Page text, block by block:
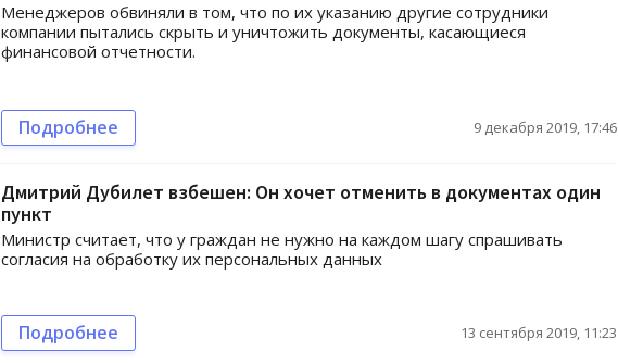
Менеджеров обвиняли в том, что по их указанию другие сотрудники
компании пытались скрыть и уничтожить документы, касающиеся
финансовой отчетности.
Подробнее 9 декабря 2019, 17:46
Дмитрий Дубилет взбешен: Он хочет отменить в документах один
пункт
Министр считает, что у граждан не нужно на каждом шагу спрашивать
согласия на обработку их персональных данных
Подробнее 13 сентября 2019, 11:23